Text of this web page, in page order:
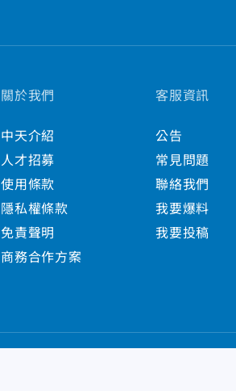
關於我們
中天介紹
人才招募
使用條款
隱私權條款
免責聲明
商務合作方案
客服資訊
公告
常見問題
聯絡我們
我要爆料
我要投稿